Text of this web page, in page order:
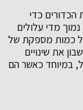
הכדורים כדי
מדי עלולים
כמות מספקת של
את שינויים
במיוחד כאשר הם